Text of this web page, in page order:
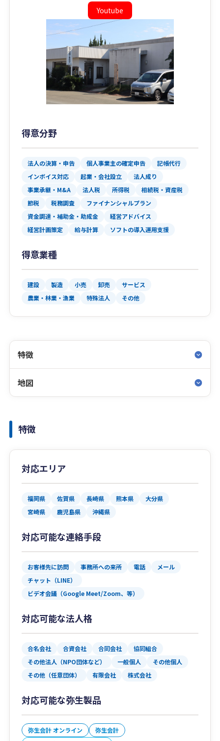
Youtube
得意分野
法人の決算・申告 個人事業主の確定申告
記帳代行
インボイス対応
起業・会社設立
法人成り
事業承継・M&A
法人税 所得税
相続税・資産税
節税
税務調査
ファイナンシャルプラン
資金調達・補助金・助成金
経営アドバイス
経営計画策定
給与計算 ソフトの導入運用支援
得意業種
建設 製造 小売 卸売
サービス
農業・林業・漁業
特殊法人 その他
特徴
地図
特徴
対応エリア
福岡県 佐賀県 長崎県 熊本県
大分県
宮崎県
鹿児島県 沖縄県
対応可能な連絡手段
お客様先に訪問 事務所への来所 電話
メール
チャット（LINE）
ビデオ会議（Google Meet/Zoom、等）
対応可能な法人格
合名会社 合資会社 合同会社
協同組合
その他法人（NPO団体など）
一般個人
その他個人
その他（任意団体）
有限会社 株式会社
対応可能な弥生製品
弥生会計 オンライン
弥生会計